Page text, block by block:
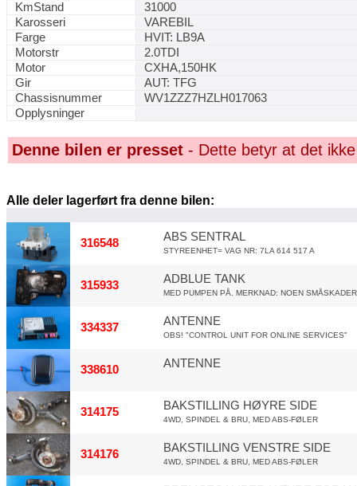
KmStand
31000
Karosseri
VAREBIL
Farge
HVIT: LB9A
Motorstr
2.0TDI
Motor
CXHA,150HK
Gir
AUT: TFG
Chassisnummer
WV1ZZZ7HZLH017063
Opplysninger
Denne bilen er presset - Dette betyr at det
Alle deler lagerført fra denne bilen:
316548 ABS SENTRAL
STYREENHET= VAG NR: 7LA 614 517 A
315933 ADBLUE TANK
MED PUMPEN PÅ. MERKNAD: NOEN
334337 ANTENNE
OBS! "CONTROL UNIT FOR ONLINE SERVICES"
338610 ANTENNE
314175 BAKSTILLING HØYRE SIDE
4WD, SPINDEL & BRU, MED ABS-FØLER
314176 BAKSTILLING VENSTRE SIDE
4WD, SPINDEL & BRU, MED ABS-FØLER